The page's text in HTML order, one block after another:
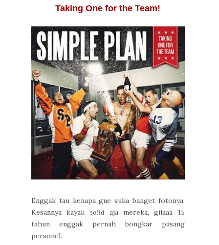
Taking One for the Team!
Enggak tau kenapa gue suka banget fotonya.
Kesannya kayak solidaja mereka, gilaaa 15
tahun enggak pernah bongkar pasang
personel.